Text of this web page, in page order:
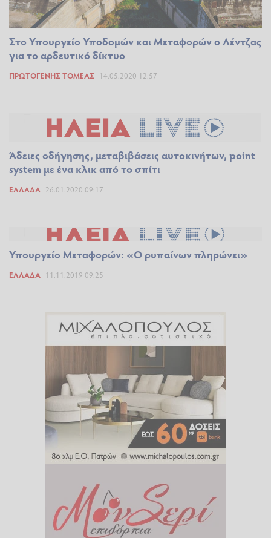
Στο Υπουργείο Υποδομών και Μεταφορών ο Λέντζας
για το αρδευτικό δίκτυο
ΠΡΩΤΟΓΕΝΉΣ ΤΟΜΈΑΣ 14.05.2020 12:57
Άδειες οδήγησης, μεταβιβάσεις αυτοκινήτων, point
system με ένα κλικ από το σπίτι
ΕΛΛΆΔΑ 26.01.2020 09:17
Υπουργείο Μεταφορών: «Ο ρυπαίνων πληρώνει»
ΕΛΛΆΔΑ 11.11.2019 09:25